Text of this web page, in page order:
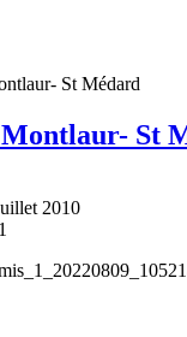
St Médard
St
2010